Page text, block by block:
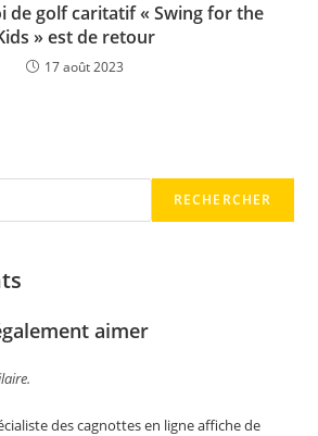
de golf caritatif « Swing for the
» est de retour
17 août 2023
RECHERCHER
aimer
des cagnottes en ligne affiche de